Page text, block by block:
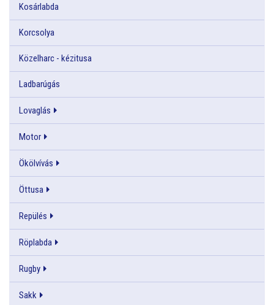
Kosárlabda
Korcsolya
Közelharc - kézitusa
Ladbarúgás
Lovaglás
Motor
Ökölvívás
Öttusa
Repülés
Röplabda
Rugby
Sakk